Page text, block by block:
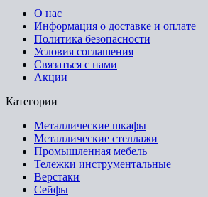
О нас
Информация о доставке и оплате
Политика безопасности
Условия соглашения
Связаться с нами
Акции
Категории
Металлические шкафы
Металлические стеллажи
Промышленная мебель
Тележки инструментальные
Верстаки
Сейфы